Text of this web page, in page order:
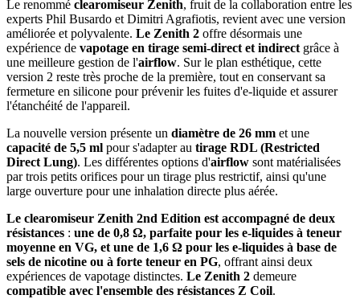
Le renommé clearomiseur Zenith, fruit de la collaboration entre les
experts Phil Busardo et Dimitri Agrafiotis, revient avec une version
améliorée et polyvalente. Le Zenith 2 offre désormais une
expérience de vapotage en tirage semi-direct et indirectgrâce à
une meilleure gestion de l'airflow. Sur le plan esthétique, cette
version 2 reste très proche de la première, tout en conservant sa
fermeture en silicone pour prévenir les fuites d'e-liquide et assurer
l'étanchéité de l'appareil.
La nouvelle version présente un diamètre de 26 mm et une
capacité de 5,5 ml pour s'adapter au tirage RDL (Restricted
Direct Lung). Les différentes options d'airflow sont matérialisées
par trois petits orifices pour un tirage plus restrictif, ainsi qu'une
large ouverture pour une inhalation directe plus aérée.
Le clearomiseur Zenith 2nd Edition est accompagné de deux
résistances : une de 0,8 Ω, parfaite pour les e-liquides à teneur
moyenne en VG, et une de 1,6 Ω pour les e-liquides à base de
sels de nicotine ou à forte teneur en PG, offrant ainsi deux
expériences de vapotage distinctes. Le Zenith 2 demeure
compatible avec l'ensemble des résistances Z Coil.